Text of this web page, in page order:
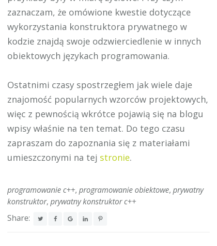
zaznaczam, że omówione kwestie dotyczące
wykorzystania konstruktora prywatnego w
kodzie znajdą swoje odzwierciedlenie w innych
obiektowych językach programowania.
Ostatnimi czasy spostrzegłem jak wiele daje
znajomość popularnych wzorców projektowych,
więc z pewnością wkrótce pojawią się na blogu
wpisy właśnie na ten temat. Do tego czasu
zapraszam do zapoznania się z materiałami
umieszczonymi na tej stronie.
programowanie c++, programowanie obiektowe, prywatny
konstruktor, prywatny konstruktor c++
Share: